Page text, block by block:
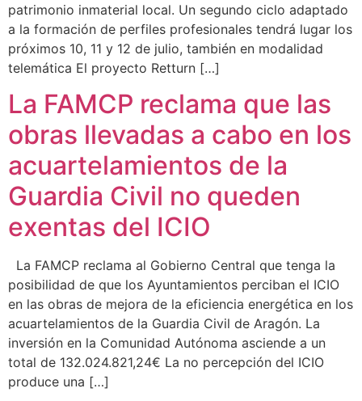
patrimonio inmaterial local. Un segundo ciclo adaptado
a la formación de perfiles profesionales tendrá lugar los
próximos 10, 11 y 12 de julio, también en modalidad
telemática El proyecto Retturn […]
La FAMCP reclama que las
obras llevadas a cabo en los
acuartelamientos de la
Guardia Civil no queden
exentas del ICIO
La FAMCP reclama al Gobierno Central que tenga la
posibilidad de que los Ayuntamientos perciban el ICIO
en las obras de mejora de la eficiencia energética en los
acuartelamientos de la Guardia Civil de Aragón. La
inversión en la Comunidad Autónoma asciende a un
total de 132.024.821,24€ La no percepción del ICIO
produce una […]